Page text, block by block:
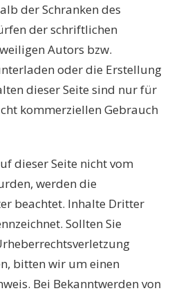
der Schranken des
der schriftlichen
Autors bzw.
oder die Erstellung
dieser Seite sind nur für
kommerziellen Gebrauch
dieser Seite nicht vom
werden die
beachtet. Inhalte Dritter
Sollten Sie
bitten wir um einen
Bei Bekanntwerden von